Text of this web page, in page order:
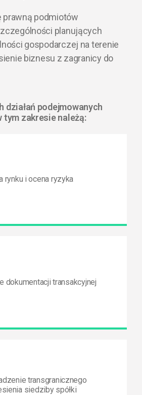
prawną podmiotów
planujących
gospodarczej na terenie
biznesu z zagranicy do
działań podejmowanych
tym zakresie należą:
rynku i ocena ryzyka
dokumentacji transakcyjnej
transgranicznego
siedziby spółki